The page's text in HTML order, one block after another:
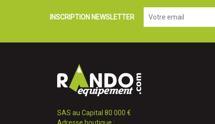
INSCRIPTION NEWSLETTER
SAS au Capital 80 000 €